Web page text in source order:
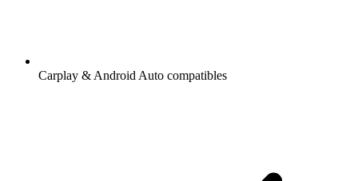
Carplay & Android Auto compatibles